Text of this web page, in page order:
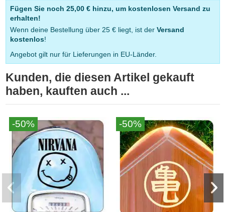
Fügen Sie noch 25,00 €hinzu, um kostenlosen Versand zu
erhalten!
Wenn deine Bestellung über 25 € liegt, ist der Versand
kostenlos!
Angebot gilt nur für Lieferungen in EU-Länder.
Kunden, die diesen Artikel gekauft
haben, kauften auch ...
-50% -50%